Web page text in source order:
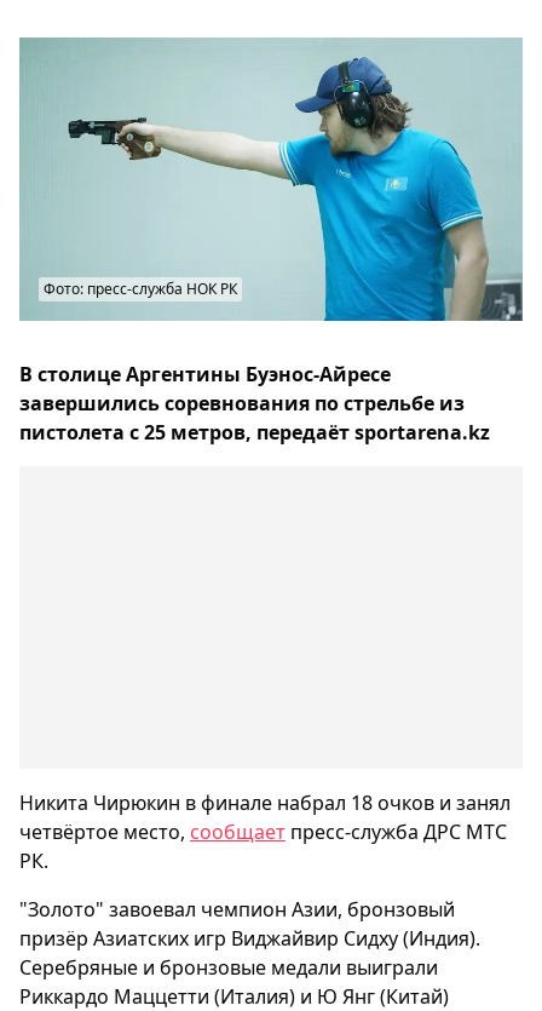
Фото: пресс-служба НОК РК
В столице Аргентины Буэнос-Айресе
завершились соревнования по стрельбе из
пистолета с 25 метров, передаёт sportarena.kz
Никита Чирюкин в финале набрал 18 очков и занял
четвёртое место, сообщает пресс-служба ДРС МТС
РК.
"Золото" завоевал чемпион Азии, бронзовый
призёр Азиатских игр Виджайвир Сидху (Индия).
Серебряные и бронзовые медали выиграли
Риккардо Маццетти (Италия) и Ю Янг (Китай)